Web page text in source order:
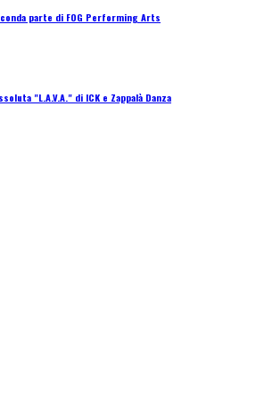
parte di FOG Performing Arts
"L.A.V.A." di ICK e Zappalà Danza